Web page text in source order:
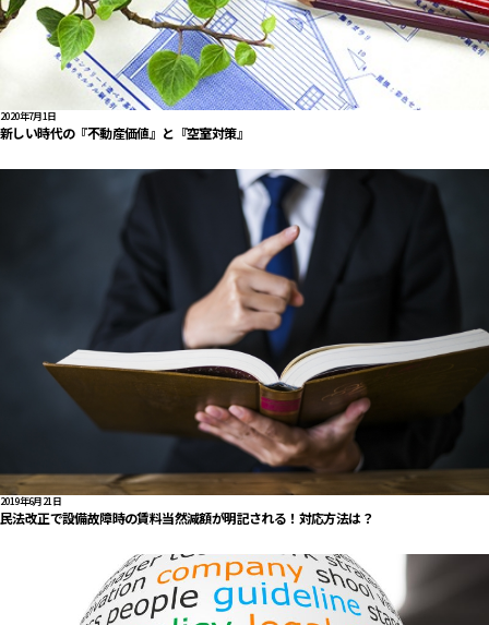
2020年7月1日
新しい時代の『不動産価値』と『空室対策』
2019年6月21日
民法改正で設備故障時の賃料当然減額が明記される！対応方法は？